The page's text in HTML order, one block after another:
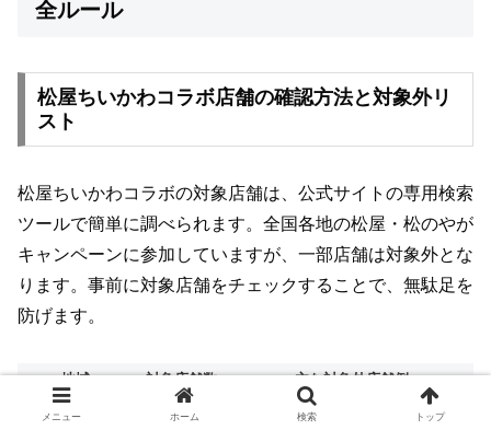
全ルール
松屋ちいかわコラボ店舗の確認方法と対象外リ
スト
松屋ちいかわコラボの対象店舗は、公式サイトの専用検索
ツールで簡単に調べられます。全国各地の松屋・松のやが
キャンペーンに参加していますが、一部店舗は対象外とな
ります。事前に対象店舗をチェックすることで、無駄足を
防げます。
地域 対象店舗数
主な対象外店舗例
北海道・東北
空港内・駅ナカ店舗など
メニュー ホーム 検索 トップ